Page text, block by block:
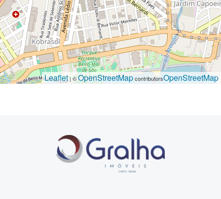
Leaflet| ©OpenStreetMapcontributorsOpenStreetMap